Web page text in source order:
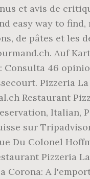
et avis de
easy way to
de pâtes et les
Auf
Consulta 46
Pizzeria La
Restaurant
Italian,
sur
Du Colonel
Pizzeria
Corona: A